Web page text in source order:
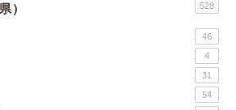
） 528
46
4
31
54